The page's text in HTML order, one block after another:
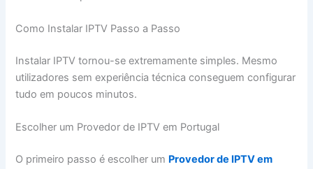
Como Instalar IPTV Passo a Passo
Instalar IPTV tornou-se extremamente simples. Mesmo
utilizadores sem experiência técnica conseguem configurar
tudo em poucos minutos.
Escolher um Provedor de IPTV em Portugal
O primeiro passo é escolher um Provedor de IPTV em